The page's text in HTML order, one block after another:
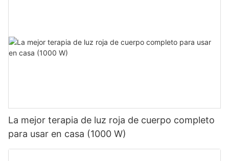
La mejor terapia de luz roja de cuerpo completo
para usar en casa (1000 W)